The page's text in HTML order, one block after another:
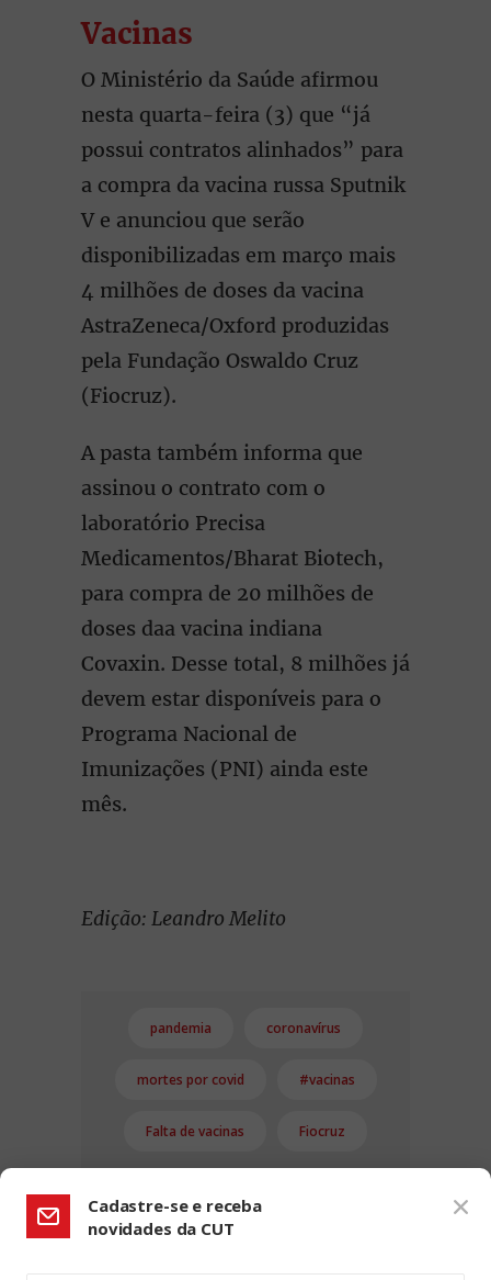
Vacinas
O Ministério da Saúde afirmou
nesta quarta-feira (3) que “já
possui contratos alinhados” para
a compra da vacina russa Sputnik
V e anunciou que serão
disponibilizadas em março mais
4 milhões de doses da vacina
AstraZeneca/Oxford produzidas
pela Fundação Oswaldo Cruz
(Fiocruz).
A pasta também informa que
assinou o contrato com o
laboratório Precisa
Medicamentos/Bharat Biotech,
para compra de 20 milhões de
doses daa vacina indiana
Covaxin. Desse total, 8 milhões já
devem estar disponíveis para o
Programa Nacional de
Imunizações (PNI) ainda este
mês.
Edição: Leandro Melito
pandemia coronavírus
mortes por covid #vacinas
Falta de vacinas Fiocruz
Cadastre-se e receba
novidades da CUT